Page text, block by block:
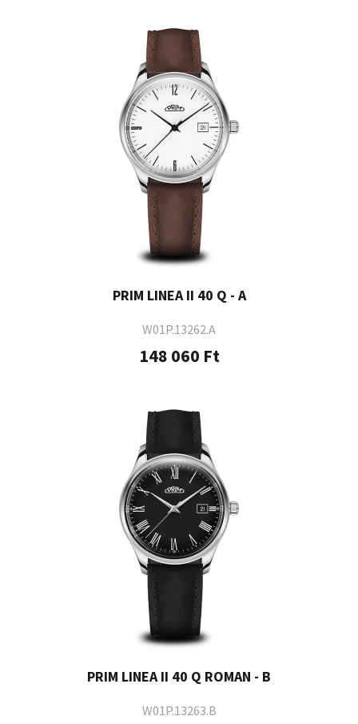
PRIM LINEA II 40 Q - A
W01P.13262.A
148 060 Ft
PRIM LINEA II 40 Q ROMAN - B
W01P.13263.B